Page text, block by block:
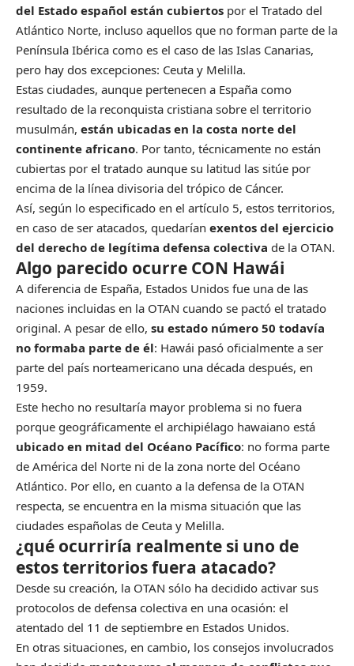
del Estado español están cubiertos por el Tratado del
Atlántico Norte, incluso aquellos que no forman parte de la
Península Ibérica como es el caso de las Islas Canarias,
pero hay dos excepciones: Ceuta y Melilla.
Estas ciudades, aunque pertenecen a España como
resultado de la reconquista cristiana sobre el territorio
musulmán, están ubicadas en la costa norte del
continente africano. Por tanto, técnicamente no están
cubiertas por el tratado aunque su latitud las sitúe por
encima de la línea divisoria del trópico de Cáncer.
Así, según lo especificado en el artículo 5, estos territorios,
en caso de ser atacados, quedarían exentos del ejercicio
del derecho de legítima defensa colectiva de la OTAN.
Algo parecido ocurre CON Hawái
A diferencia de España, Estados Unidos fue una de las
naciones incluidas en la OTAN cuando se pactó el tratado
original. A pesar de ello, su estado número 50 todavía
no formaba parte de él: Hawái pasó oficialmente a ser
parte del país norteamericano una década después, en
1959.
Este hecho no resultaría mayor problema si no fuera
porque geográficamente el archipiélago hawaiano está
ubicado en mitad del Océano Pacífico: no forma parte
de América del Norte ni de la zona norte del Océano
Atlántico. Por ello, en cuanto a la defensa de la OTAN
respecta, se encuentra en la misma situación que las
ciudades españolas de Ceuta y Melilla.
¿qué ocurriría realmente si uno de
estos territorios fuera atacado?
Desde su creación, la OTAN sólo ha decidido activar sus
protocolos de defensa colectiva en una ocasión: el
atentado del 11 de septiembre en Estados Unidos.
En otras situaciones, en cambio, los consejos involucrados